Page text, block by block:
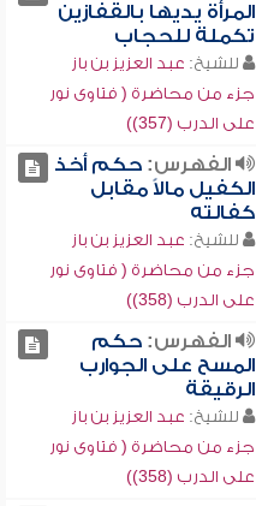
المرأة يديها بالقفازين
تكملة للحجاب
للشيخ: عبد العزيز بن باز
جزء من محاضرة ( فتاوى نور
على الدرب (357))
الفهرس:حكم أخذ
الكفيل مالاً مقابل
كفالته
للشيخ: عبد العزيز بن باز
جزء من محاضرة ( فتاوى نور
على الدرب (358))
الفهرس:حكم
المسح على الجوارب
الرقيقة
للشيخ: عبد العزيز بن باز
جزء من محاضرة ( فتاوى نور
على الدرب (358))